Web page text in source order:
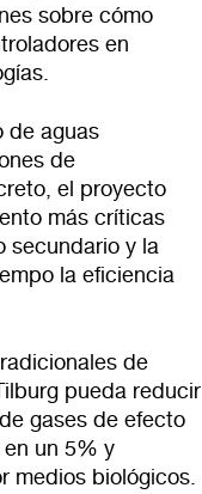
sobre cómo
en
de aguas
de
el proyecto
más críticas
secundario y la
la eficiencia
de
pueda reducir
gases de efecto
un 5% y
medios biológicos.